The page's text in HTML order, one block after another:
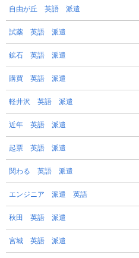
自由が丘 英語 派遣
試薬 英語 派遣
鉱石 英語 派遣
購買 英語 派遣
軽井沢 英語 派遣
近年 英語 派遣
起票 英語 派遣
関わる 英語 派遣
エンジニア 派遣 英語
秋田 英語 派遣
宮城 英語 派遣